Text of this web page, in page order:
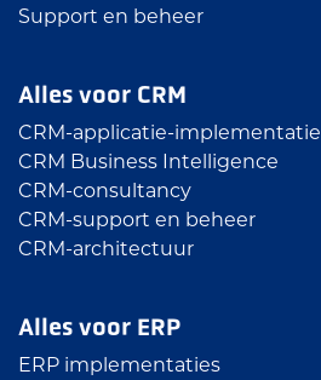
Support en beheer
Alles voor CRM
CRM-applicatie-implementatie
CRM Business Intelligence
CRM-consultancy
CRM-support en beheer
CRM-architectuur
Alles voor ERP
ERP implementaties